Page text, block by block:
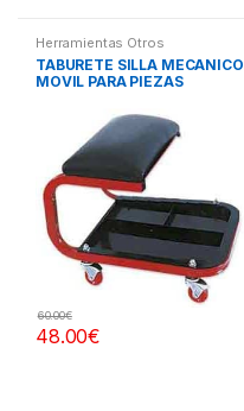
Herramientas Otros
TABURETE SILLA MECANICO
MOVIL PARA PIEZAS
48.00€
60.00€